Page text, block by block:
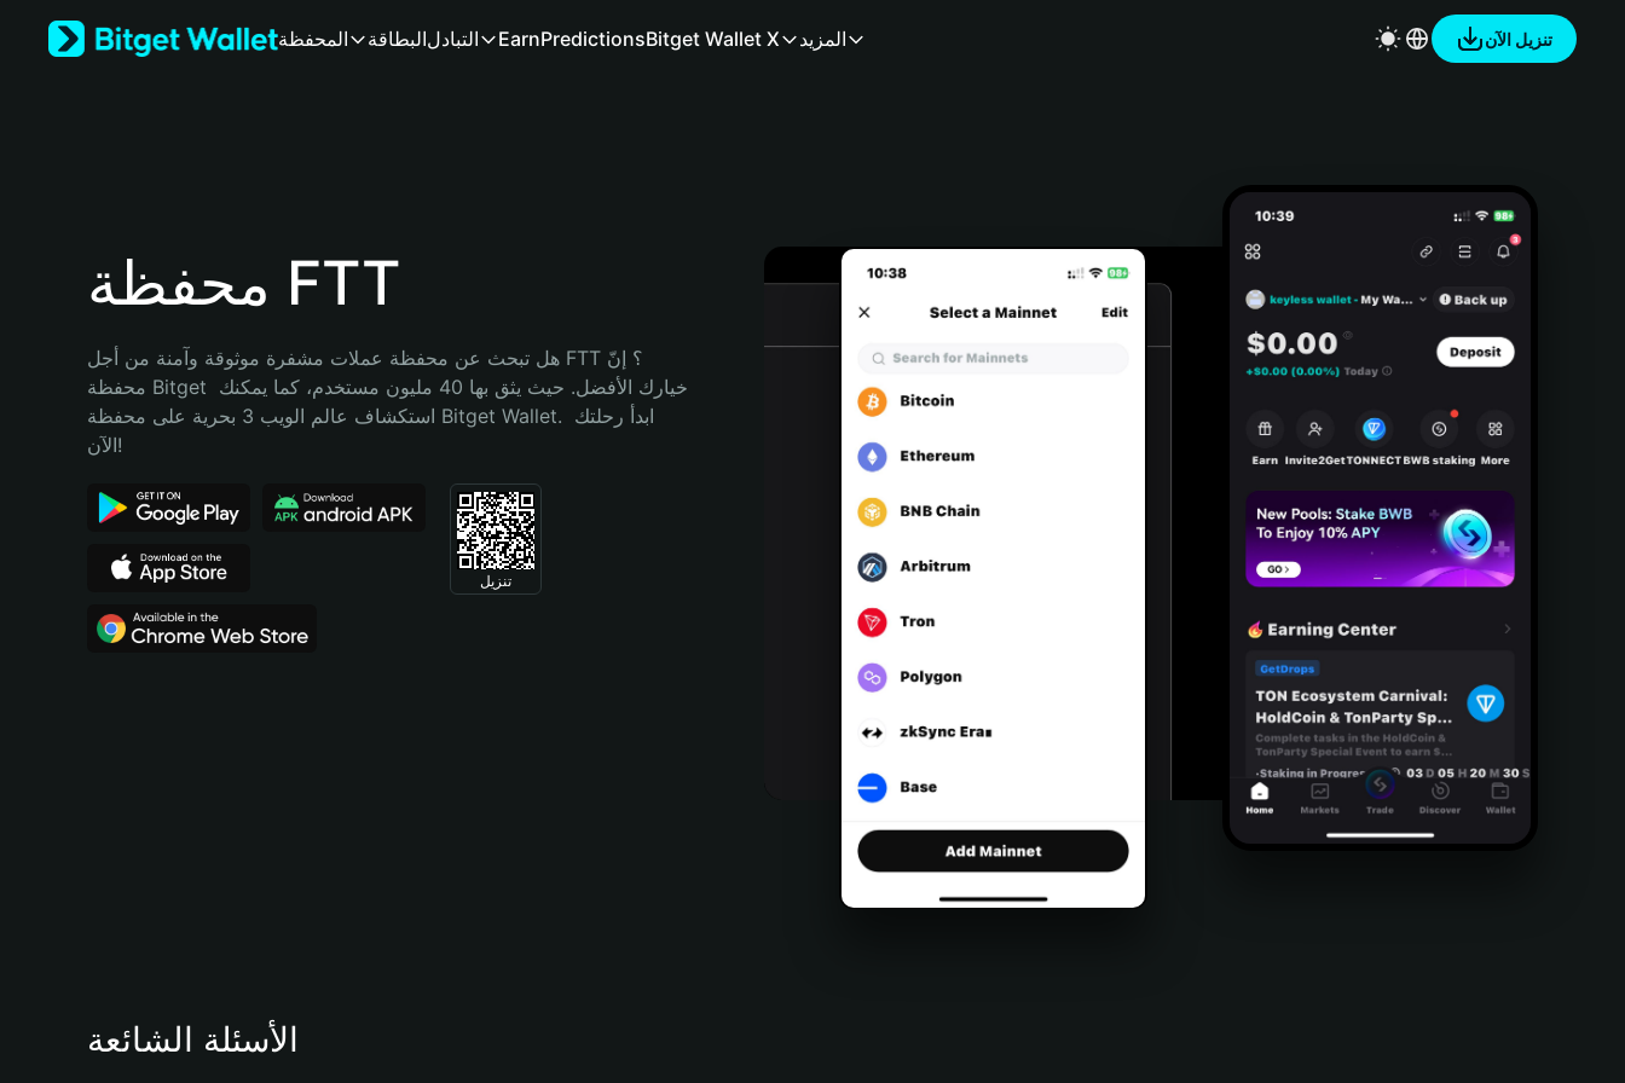
Bahasa Indonesia
Português (Brasil)
المحفظة البطاقةالتبادل EarnPredictionsBitget Wallet X المزيد تنزيل الآن
محفظة FTT
هل تبحث عن محفظة عملات مشفرة موثوقة وآمنة من أجل FTT؟ إنّ
محفظة Bitget خيارك الأفضل. حيث يثق بها 40 مليون مستخدم، كما يمكنك
استكشاف عالم الويب 3 بحرية على محفظة Bitget Wallet. ابدأ رحلتك
الآن!
تنزيل
الأسئلة الشائعة